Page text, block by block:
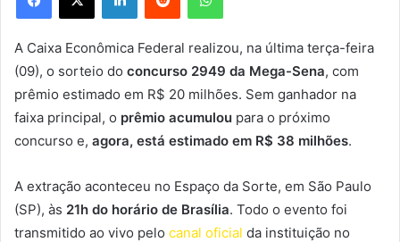
A Caixa Econômica Federal realizou, na última terça-feira
(09), o sorteio do concurso 2949 da Mega-Sena, com
prêmio estimado em R$ 20 milhões. Sem ganhador na
faixa principal, o prêmio acumulou para o próximo
concurso e, agora, está estimado em R$ 38 milhões.
A extração aconteceu no Espaço da Sorte, em São Paulo
(SP), às 21h do horário de Brasília. Todo o evento foi
transmitido ao vivo pelo canal oficial da instituição no